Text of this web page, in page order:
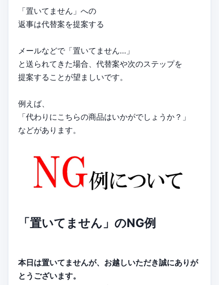
「置いてません」への
返事は代替案を提案する
メールなどで「置いてません…」
と送られてきた場合、代替案や次のステップを
提案することが望ましいです。
例えば、
「代わりにこちらの商品はいかがでしょうか？」
などがあります。
「置いてません」のNG例
本日は置いてませんが、お越しいただき誠にありが
とうございます。